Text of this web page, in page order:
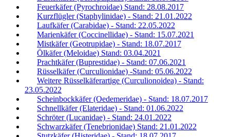
Feuerkäfer (Pyrochroidae) Stand: 28.08.2017
Kurzflügler (Staphylinidae) - Stand: 21.01.2022
Laufkäfer (Carabidae) - Stand: 22.05.2022
Marienkäfer (Coccinellidae) - Stand: 15.07.2021
Mistkäfer (Geotrupidae) - Stand: 18.07.2017
Ölkäfer (Meloidae) Stand: 03.04.2021
Prachtkäfer (Buprestidae) - Stand: 07.06.2021
Rüsselkäfer (Curculionidae) -Stand: 05.06.2022
Weitere Rüsselkäferartige (Curculionoidea) - Stand:
23.05.2022
Scheinbockkäfer (Oedemeridae) - Stand: 18.07.2017
Schnellkäfer (Elateridae) - Stand: 01.06.2022
Schröter (Lucanidae) - Stand: 24.01.2022
Schwarzkäfer (Tenebrionidae) Stand: 21.01.2022